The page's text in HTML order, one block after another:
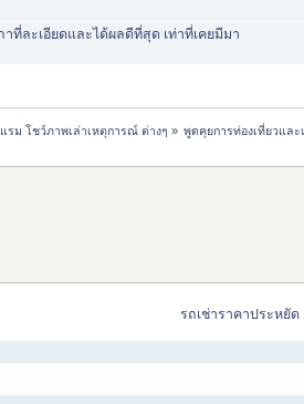
ละเอียดและได้ผลดีที่สุด เท่าที่เคยมีมา
รม โชว์ภาพเล่าเหตุการณ์ ต่างๆ » พูดคุยการท่องเที่ยวและ
รถเช่าราคาประหยัด